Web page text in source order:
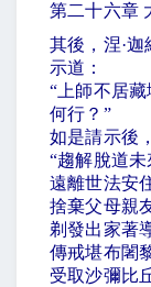
第二十六章
其後，涅·迦
示道：
“ 上師不居
何行？ ”
如是請示後
“趨解脫道未
遠離世法安
捨棄父母親
剃發出家著
傳戒堪布闍
受取沙彌比